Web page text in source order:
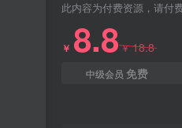
此内容为付费资源，请付
￥ 8.8￥18.8
中级会员 免费